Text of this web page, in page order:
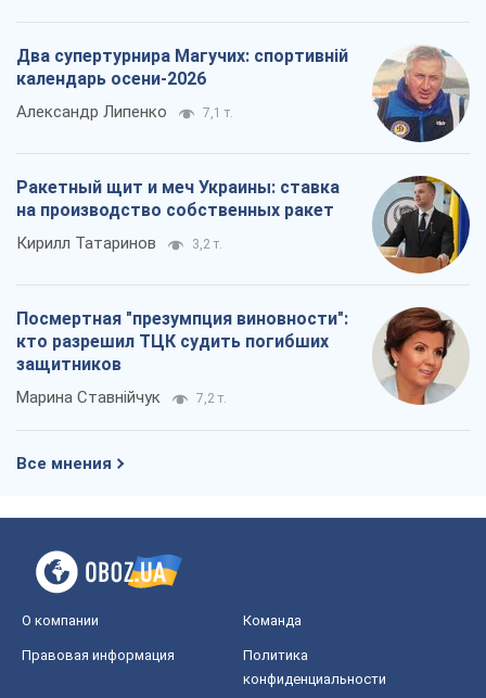
Два супертурнира Магучих: спортивній
календарь осени-2026
Александр Липенко 7,1 т.
Ракетный щит и меч Украины: ставка
на производство собственных ракет
Кирилл Татаринов 3,2 т.
Посмертная "презумпция виновности":
кто разрешил ТЦК судить погибших
защитников
Марина Ставнійчук 7,2 т.
Все мнения
О компании Команда
Правовая информация
Политика
конфиденциальности